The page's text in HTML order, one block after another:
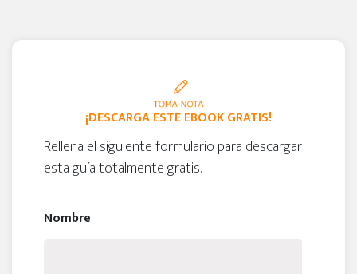
¡DESCARGA ESTE EBOOK GRATIS!
Rellena el siguiente formulario para descargar
esta guía totalmente gratis.
Nombre